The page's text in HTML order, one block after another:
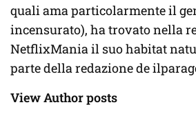
quali ama particolarmente il
incensurato), ha trovato nella
NetflixMania il suo habitat
parte della redazione de
View Author posts